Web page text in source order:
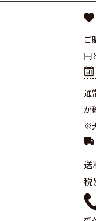
ご
円
通
が
※
税